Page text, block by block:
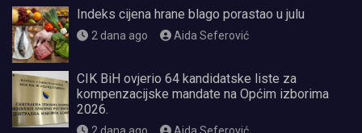
Indeks cijena hrane blago porastao u julu
2 dana ago Aida Seferović
CIK BiH ovjerio 64 kandidatske liste za
kompenzacijske mandate na Općim izborima
2026.